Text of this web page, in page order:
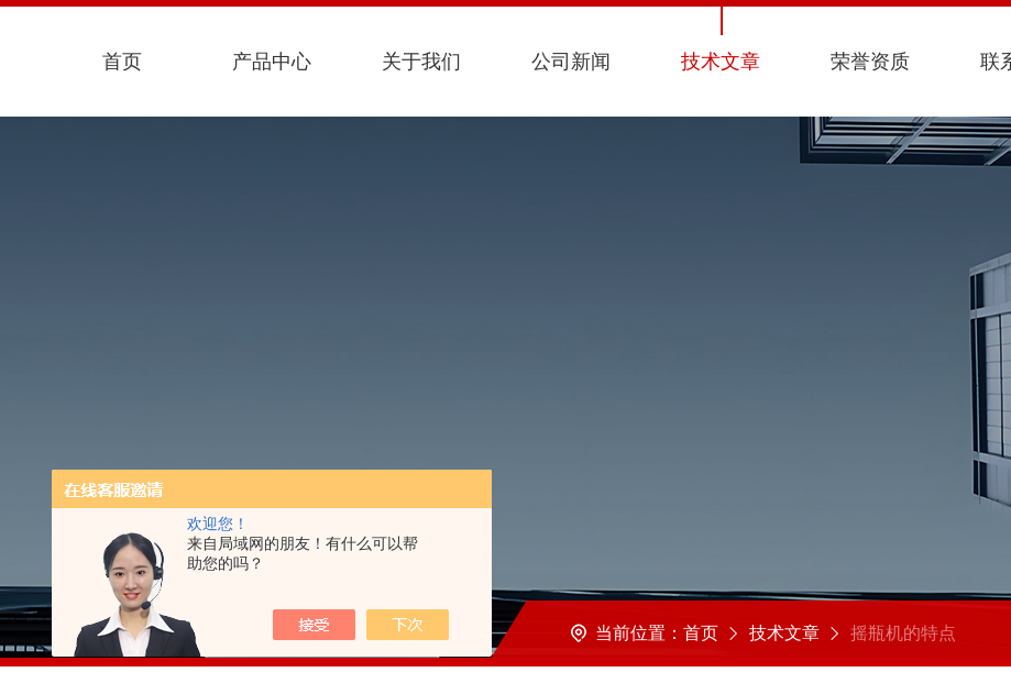
欢迎您！
来自局域网的朋友！有什么可以帮
助您的吗？
首页 产品中心 关于我们 公司新闻 技术文章 荣誉资质 联
当前位置： 首页 技术文章 摇瓶机的特点